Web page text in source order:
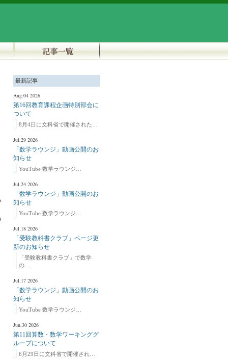
最新記事
Aug.04 2026
第16回教育課程企画特別部会に
ついて
8月4日に文科省で開催された…
Jul.29 2026
「数学ラウンジ」動画公開のお
知らせ
YouTube 数学ラウンジ…
Jul.24 2026
「数学ラウンジ」動画公開のお
知らせ
YouTube 数学ラウンジ…
Jul.18 2026
「受験教科書クラブ」ページ更
新のお知らせ
「受験教科書クラブ」で数学
の…
Jul.17 2026
「数学ラウンジ」動画公開のお
知らせ
YouTube 数学ラウンジ…
Jun.30 2026
第11回算数・数学ワーキンググ
ループについて
6月29日に文科省で開催され…